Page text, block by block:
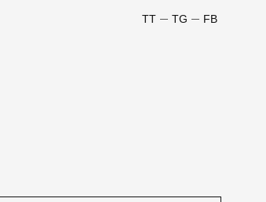
FB
TG
TT